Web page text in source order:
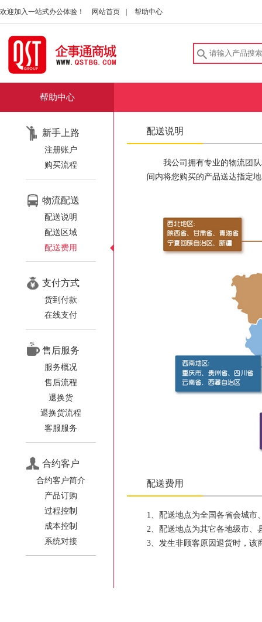
欢迎加入一站式办公体验！ 网站首页 帮助中心
帮助中心
新手上路
注册账户
购买流程
物流配送
配送说明
配送区域
配送费用
支付方式
货到付款
在线支付
售后服务
服务概况
售后流程
退换货
退换货流程
客服服务
合约客户
合约客户简介
产品订购
过程控制
成本控制
系统对接
配送说明
我公司拥有专业的物流团
间内将您购买的产品送达指定
配送费用
1、配送地点为全国各省会城市
2、配送地点为其它各地级市、
3、发生非顾客原因退货时，该